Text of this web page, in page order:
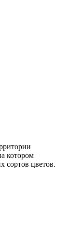
котором
сортов цветов.